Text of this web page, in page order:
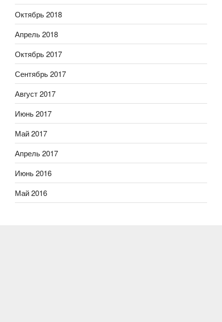
Октябрь 2018
Апрель 2018
Октябрь 2017
Сентябрь 2017
Август 2017
Июнь 2017
Май 2017
Апрель 2017
Июнь 2016
Май 2016